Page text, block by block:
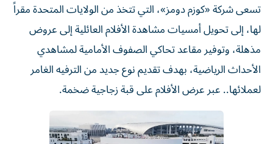
تسعى شركة «كوزم دومز»، التي تتخذ من الولايات المتحدة مقراً
لها، إلى تحويل أمسيات مشاهدة الأفلام العائلية إلى عروض
مذهلة، وتوفير مقاعد ‌تحاكي الصفوف الأمامية لمشاهدي
الأحداث الرياضية، بهدف تقديم نوع جديد من الترفيه ​الغامر
لعملائها.. ⁠عبر عرض الأفلام على قبة زجاجية ضخمة.